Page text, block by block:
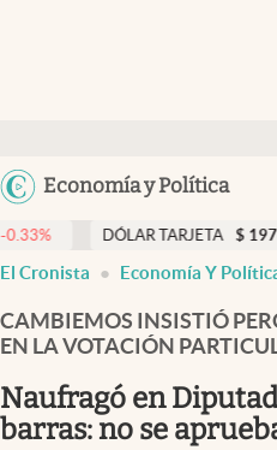
Economía y Política
Members
Economía y Política
Finanzas y Mercados
Mercados Online
Columnistas
TARJETA $ 1976 0.00 %
El Cronista Economía Y
CAMBIEMOS INSISTIÓ
EN LA VOTACIÓN
Naufragó en
barras: no se